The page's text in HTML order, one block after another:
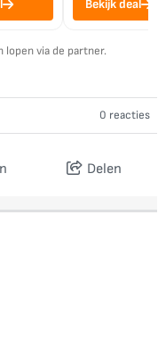
Bekijk deal
lopen via de partner.
0 reacties
Delen